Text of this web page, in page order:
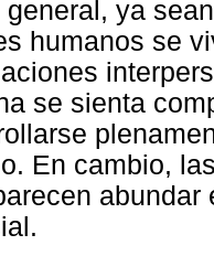
general, ya
humanos se
se sienta
En cambio,